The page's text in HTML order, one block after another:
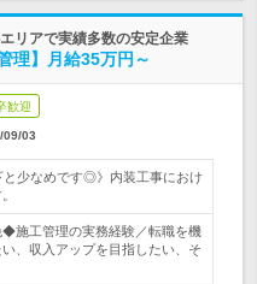
リアで実績多数の安定企業
理】月給35万円～
歓迎
09/03
と少なめです◎》内装工事におけ
施工管理の実務経験／転職を機
、収入アップを目指したい、そ